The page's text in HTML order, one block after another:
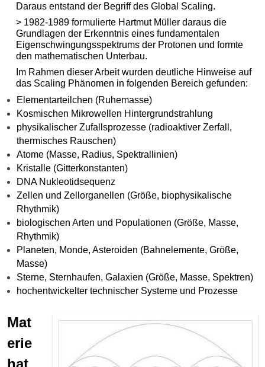
Daraus entstand der Begriff des Global Scaling.
> 1982-1989 formulierte Hartmut Müller daraus die
Grundlagen der Erkenntnis eines fundamentalen
Eigenschwingungsspektrums der Protonen und formte
den mathematischen Unterbau.
Im Rahmen dieser Arbeit wurden deutliche Hinweise auf
das Scaling Phänomen in folgenden Bereich gefunden:
Elementarteilchen (Ruhemasse)
Kosmischen Mikrowellen Hintergrundstrahlung
physikalischer Zufallsprozesse (radioaktiver Zerfall,
thermisches Rauschen)
Atome (Masse, Radius, Spektrallinien)
Kristalle (Gitterkonstanten)
DNA Nukleotidsequenz
Zellen und Zellorganellen (Größe, biophysikalische
Rhythmik)
biologischen Arten und Populationen (Größe, Masse,
Rhythmik)
Planeten, Monde, Asteroiden (Bahnelemente, Größe,
Masse)
Sterne, Sternhaufen, Galaxien (Größe, Masse, Spektren)
hochentwickelter technischer Systeme und Prozesse
Mat
erie